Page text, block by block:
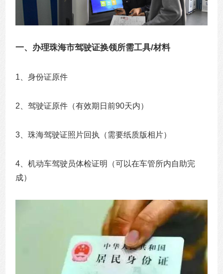
一、办理珠海市驾驶证换领所需工具/材料
1、身份证原件
2、驾驶证原件（有效期日前90天内）
3、珠海驾驶证照片回执（需要纸质版相片）
4、机动车驾驶员体检证明（可以在车管所内自助完
成）